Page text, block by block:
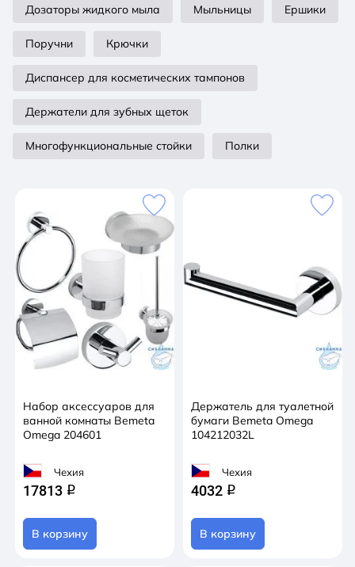
Дозаторы жидкого мыла Мыльницы Ершики
Поручни Крючки
Диспансер для косметических тампонов
Держатели для зубных щеток
Многофункциональные стойки Полки
Набор аксессуаров для
ванной комнаты Bemeta
Omega 204601
Чехия
17813 q
В корзину
Держатель для туалетной
бумаги Bemeta Omega
104212032L
Чехия
4032 q
В корзину